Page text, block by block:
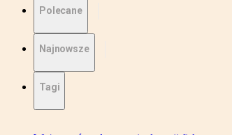
Polecane
Najnowsze
Tagi